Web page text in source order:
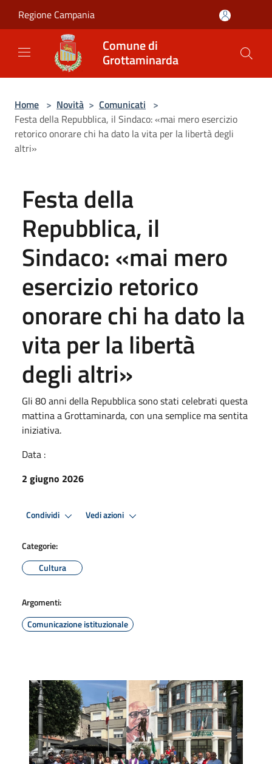
Regione Campania
Comune di
Grottaminarda
Home > Novità > Comunicati >
Festa della Repubblica, il Sindaco: «mai mero esercizio
retorico onorare chi ha dato la vita per la libertà degli
altri»
Festa della
Repubblica, il
Sindaco: «mai mero
esercizio retorico
onorare chi ha dato la
vita per la libertà
degli altri»
Gli 80 anni della Repubblica sono stati celebrati questa
mattina a Grottaminarda, con una semplice ma sentita
iniziativa.
Data :
2 giugno 2026
Condividi Vedi azioni
Categorie:
Cultura
Argomenti:
Comunicazione istituzionale